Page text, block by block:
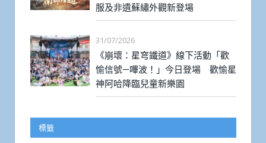
服及非遺蘇繡外觀新登場
31/07/2026
《崩壞：星穹鐵道》線下活動「歡
愉信號—嗶波！」今日登場 歡愉星
神阿哈降臨兒童新樂園
標籤